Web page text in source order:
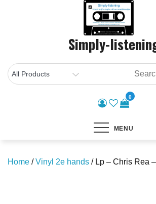
Simply-
0
MENU
Home /Vinyl 2e hands / Lp – Chris Rea